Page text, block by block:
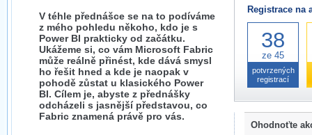
V téhle přednášce se na to podíváme
z mého pohledu někoho, kdo je s
Power BI prakticky od začátku.
Ukážeme si, co vám Microsoft Fabric
může reálně přinést, kde dává smysl
ho řešit hned a kde je naopak v
pohodě zůstat u klasického Power
BI. Cílem je, abyste z přednášky
odcházeli s jasnější představou, co
Fabric znamená právě pro vás.
Registrace na
38
ze 45
potvrzených
registrací
Ohodnoťte